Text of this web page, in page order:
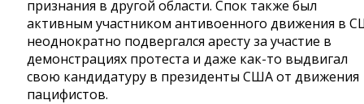
признания в другой области. Спок также был
активным участником антивоенного движения в
неоднократно подвергался аресту за участие в
демонстрациях протеста и даже как-то выдвигал
свою кандидатуру в президенты США от движения
пацифистов.